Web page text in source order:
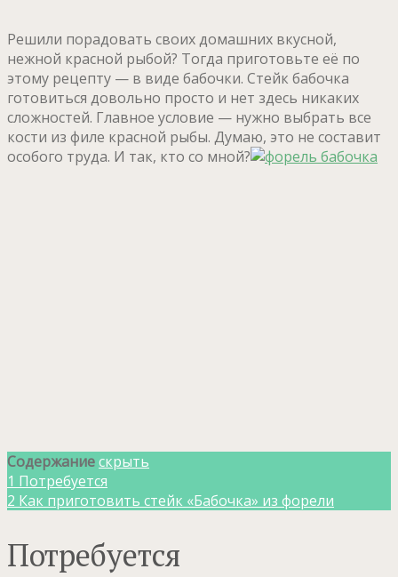
Решили порадовать своих домашних вкусной,
нежной красной рыбой? Тогда приготовьте её по
этому рецепту — в виде бабочки. Стейк бабочка
готовиться довольно просто и нет здесь никаких
сложностей. Главное условие — нужно выбрать все
кости из филе красной рыбы. Думаю, это не составит
особого труда. И так, кто со мной?
Содержаниескрыть
1 Потребуется
2 Как приготовить стейк «Бабочка» из форели
Потребуется